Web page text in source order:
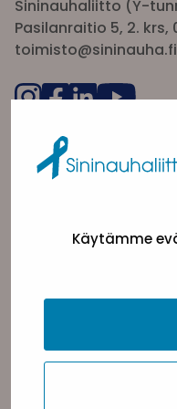
Käytämme
Sininauhaliitto (Y-
Pasilanraitio 5, 2. krs,
toimisto@sininauha.fi